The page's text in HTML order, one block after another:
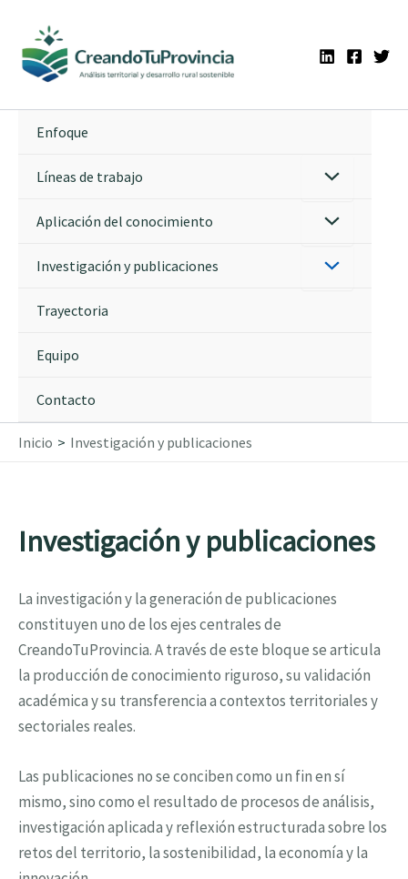
contenido
Enfoque
Líneas de trabajo
Aplicación del conocimiento
Investigación y publicaciones
Trayectoria
Equipo
Contacto
Inicio Investigación y publicaciones
Investigación y publicaciones
La investigación y la generación de publicaciones
constituyen uno de los ejes centrales de
CreandoTuProvincia. A través de este bloque se articula
la producción de conocimiento riguroso, su validación
académica y su transferencia a contextos territoriales y
sectoriales reales.
Las publicaciones no se conciben como un fin en sí
mismo, sino como el resultado de procesos de análisis,
investigación aplicada y reflexión estructurada sobre los
retos del territorio, la sostenibilidad, la economía y la